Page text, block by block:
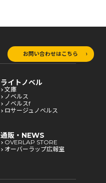
お問い合わせはこちら
ライトノベル
文庫
ノベルス
ノベルスf
ロサージュノベルス
通販・NEWS
OVERLAP STORE
オーバーラップ広報室